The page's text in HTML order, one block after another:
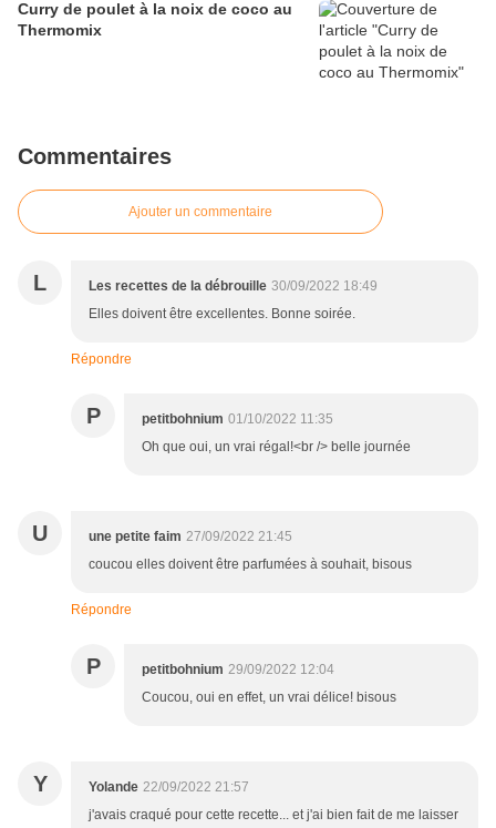
Curry de poulet à la noix de coco au
Thermomix
Commentaires
Ajouter un commentaire
L Les recettes de la débrouille 30/09/2022 18:49
Elles doivent être excellentes. Bonne soirée.
Répondre
P petitbohnium 01/10/2022 11:35
Oh que oui, un vrai régal!<br /> belle journée
U une petite faim 27/09/2022 21:45
coucou elles doivent être parfumées à souhait, bisous
Répondre
P petitbohnium 29/09/2022 12:04
Coucou, oui en effet, un vrai délice! bisous
Y Yolande 22/09/2022 21:57
j'avais craqué pour cette recette... et j'ai bien fait de me laisser